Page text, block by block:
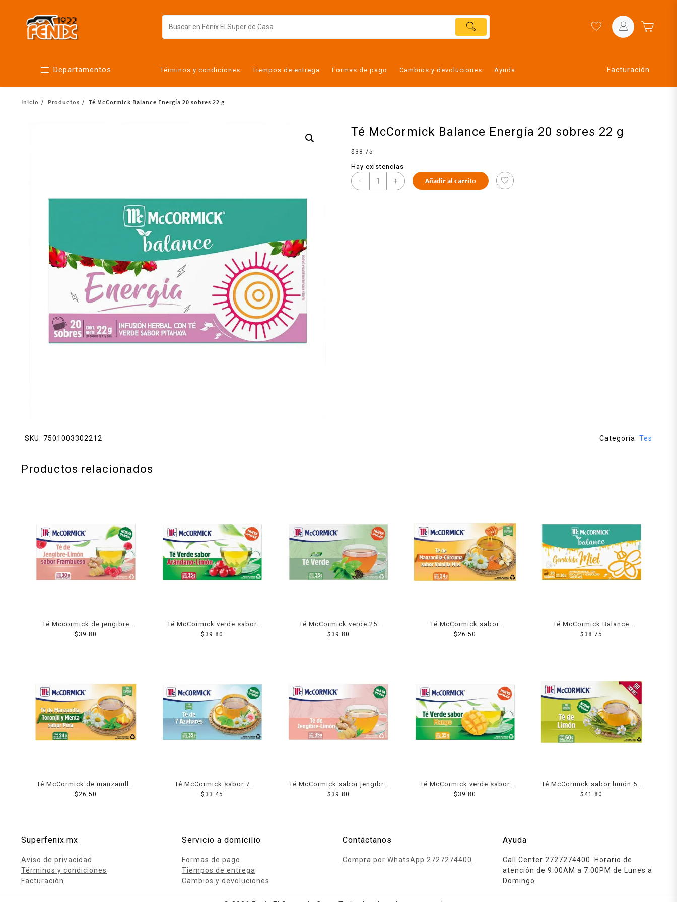
Departamentos
Alimentos
Limpieza del hogar
Mascotas
Pan de la casa
Salchichonería
Términos y condiciones Tiempos de entrega Formas de pago Cambios y devoluciones Ayuda Facturación
Inicio Productos Té McCormick Balance Energía 20 sobres 22 g
Té McCormick Balance Energía 20 sobres 22 g
$ 38.75
Hay existencias
- + Añadir al carrito
SKU: 7501003302212 Categoría: Tes
Productos relacionados
Té Mccormick de jengibre
limón sabor frambuesa 25
$ 39.80
Té McCormick verde sabor
arándano con limón 25 sobres
$ 39.80
Té McCormick verde 25
sobres 35 g
$ 39.80
Té McCormick sabor
manzanilla y cúrcuma con
$26.50
Té McCormick Balance
gordolobo y miel 20 sobres
$ 38.75
Té McCormick de manzanilla,
toronjil y menta sabor piña 20
$ 26.50
Té McCormick sabor 7
azahares 25 sobres 35 g
$ 33.45
Té McCormick sabor jengibre
y limón 25 sobres 35 g
$ 39.80
Té McCormick verde sabor
mango 25 sobres 35 g
$ 39.80
Té McCormick sabor limón 50
sobres 60 g
$41.80
Superfenix.mx
Aviso de privacidad
Términos y condiciones
Facturación
Servicio a domicilio
Formas de pago
Tiempos de entrega
Cambios y devoluciones
Contáctanos
Compra por WhatsApp 2727274400
Ayuda
Call Center 2727274400. Horario de
atención de 9:00AM a 7:00PM de Lunes a
Domingo.